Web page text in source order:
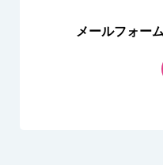
メールフォー